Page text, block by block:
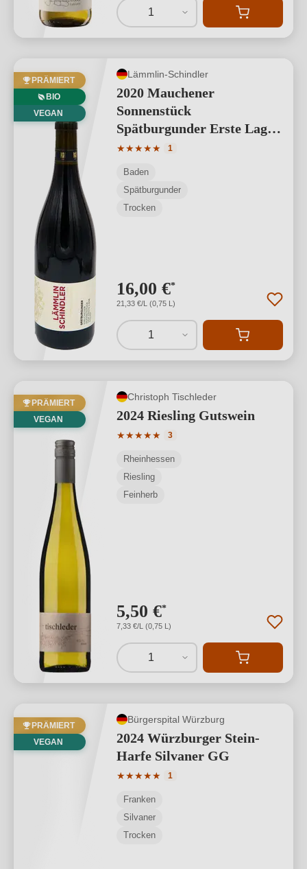
1
PRÄMIERT
BIO
VEGAN
Lämmlin-Schindler
2020 Mauchener
Sonnenstück
Spätburgunder Erste Lage
BIO
★★★★★
Durchschnittliche Bewertung von 5
1
Baden
Spätburgunder
Trocken
16,00 €*
21,33 €/L (0,75 L)
1
PRÄMIERT
VEGAN
Christoph Tischleder
2024 Riesling Gutswein
★★★★★
Durchschnittliche Bewertung von 5
3
Rheinhessen
Riesling
Feinherb
5,50 €*
7,33 €/L (0,75 L)
1
PRÄMIERT
VEGAN
Bürgerspital Würzburg
2024 Würzburger Stein-
Harfe Silvaner GG
★★★★★
Durchschnittliche Bewertung von 5
1
Franken
Silvaner
Trocken